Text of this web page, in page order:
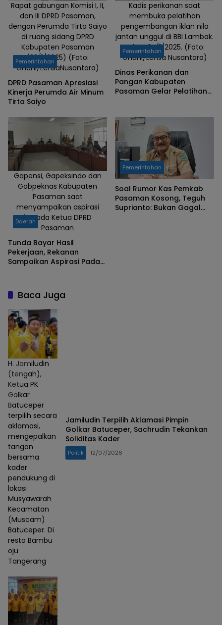
Rapat gabungan Komisi I, II,
dan III DPRD Pasaman,
dengan Perumda Tirta Saiyo
di ruang sidang DPRD
Kabupaten Pasaman
(23/1/2025) (Foto:
Ghani/LensaNusantara)
Pemerintahan
DPRD Pasaman Apresiasi
Kinerja Perumda Air Minum
Tirta Saiyo
Kadis perikanan saat
membuka pelatihan
pengembangan iklan nila
jantan unggul di BBI Lambak.
Selasa 14/1/2025. (Foto:
Ghani/Lensa Nusantara)
Pemerintahan
Dinas Perikanan dan
Pangan Kabupaten
Pasaman Gelar Pelatihan
Gapensi, Gapeksindo dan
Gabpeknas Kabupaten
Pasaman saat
menyampaikan aspirasi
kepada Ketua DPRD
Pasaman
Daerah
Tunda Bayar Hasil
Pekerjaan, Rekanan
Sampaikan Aspirasi Pada
Pemerintahan
Soal Rumor Kas Pemkab
Pasaman Kosong, Teguh
Suprianto: Bukan Gagal
Baca Juga
H. Jamiludin
(tengah),
Ketua PK
Golkar
Batuceper
terpilih secara
aklamasi,
mengepalkan
tangan
bersama
kader
pendukung di
lokasi
Musyawarah
Kecamatan
(Muscam)
Batuceper. Di
resto Bambu
oju
Tangerang
Jamiludin Terpilih Aklamasi Pimpin
Golkar Batuceper, Sachrudin Tekankan
Soliditas Kader
Politik 12/07/2026